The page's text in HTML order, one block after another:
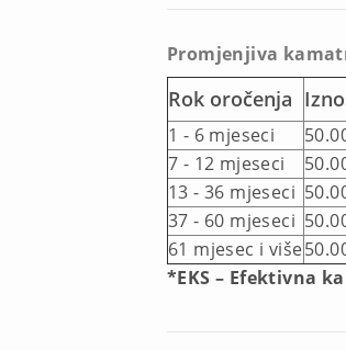
Promjenjiva
Rok oročenja
1 - 6 mjeseci
7 - 12 mjeseci
13 - 36 mjeseci
37 - 60 mjeseci
61 mjesec i više
*EKS – Efektivna